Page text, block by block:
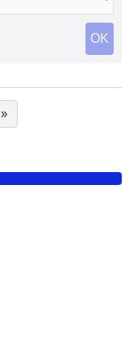
OK
»